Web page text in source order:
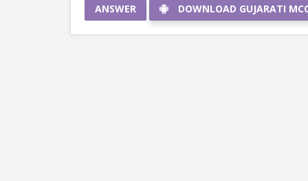
ANSWER DOWNLOAD GUJARATI